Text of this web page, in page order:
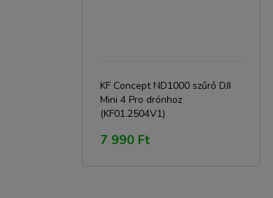
KF Concept ND1000 szűrő DJI
Mini 4 Pro drónhoz
(KF01.2504V1)
7 990 Ft